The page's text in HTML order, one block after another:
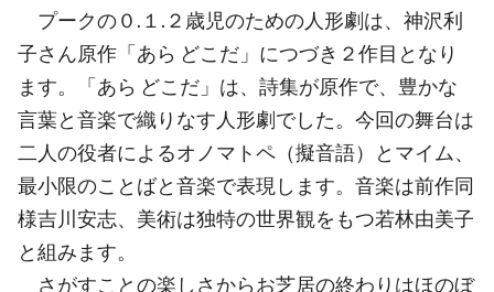
プークの０.１.２歳児のための人形劇は、神沢利
子さん原作「あら どこだ」につづき２作目となり
ます。「あら どこだ」は、詩集が原作で、豊かな
言葉と音楽で織りなす人形劇でした。今回の舞台は
二人の役者によるオノマトペ（擬音語）とマイム、
最小限のことばと音楽で表現します。音楽は前作同
様吉川安志、美術は独特の世界観をもつ若林由美子
と組みます。
さがすことの楽しさからお芝居の終わりはほのぼ